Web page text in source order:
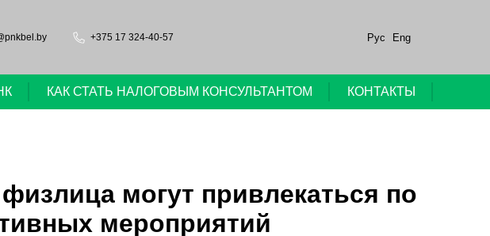
+375 17 324-40-57 Рус Eng
КАК СТАТЬ НАЛОГОВЫМ КОНСУЛЬТАНТОМ КОНТАКТЫ
могут привлекаться по
мероприятий